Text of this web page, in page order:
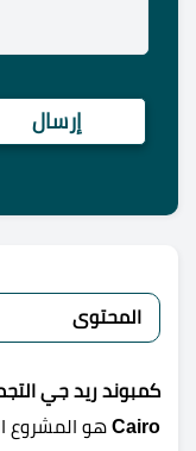
المحتوى
Cairo هو المشروع